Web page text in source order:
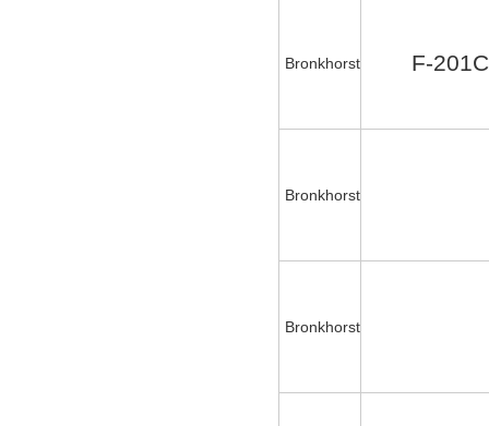
Bronkhorst F-
Bronkhorst
Bronkhorst